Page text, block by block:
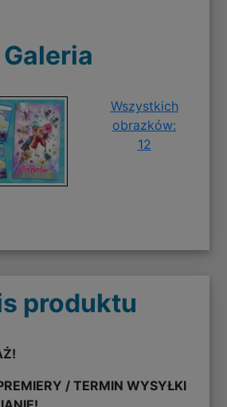
Galeria
Wszystkich
obrazków:
12
produktu
/ TERMIN WYSYŁKI